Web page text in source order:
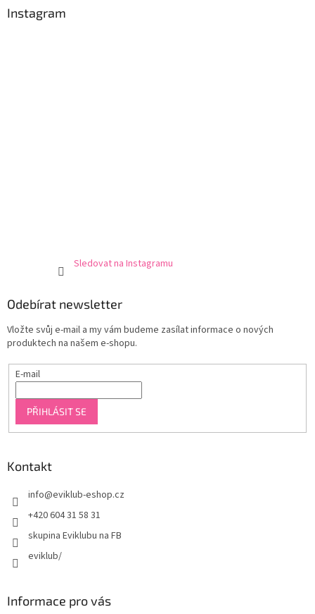
Instagram
Sledovat na Instagramu
Odebírat newsletter
Vložte svůj e-mail a my vám budeme zasílat informace o nových
produktech na našem e-shopu.
E-mail
PŘIHLÁSIT SE
Kontakt
info@eviklub-eshop.cz
+420 604 31 58 31
skupina Eviklubu na FB
eviklub/
Informace pro vás